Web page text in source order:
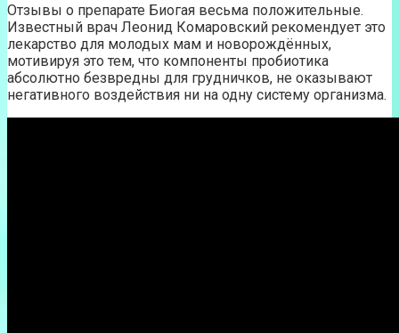
Отзывы о препарате Биогая весьма положительные.
Известный врач Леонид Комаровский рекомендует это
лекарство для молодых мам и новорождённых,
мотивируя это тем, что компоненты пробиотика
абсолютно безвредны для грудничков, не оказывают
негативного воздействия ни на одну систему организма.